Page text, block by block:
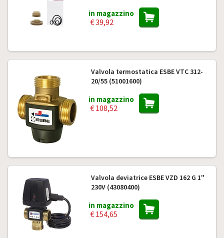
in magazzino
€ 39,92
Valvola termostatica ESBE VTC 312-
20/55 (51001600)
in magazzino
€ 108,52
Valvola deviatrice ESBE VZD 162 G 1"
230V (43080400)
in magazzino
€ 154,65